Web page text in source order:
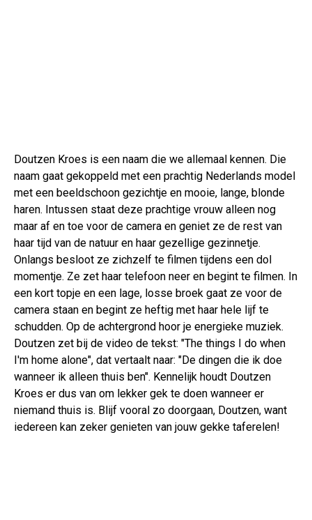
Doutzen Kroes is een naam die we allemaal kennen. Die
naam gaat gekoppeld met een prachtig Nederlands model
met een beeldschoon gezichtje en mooie, lange, blonde
haren. Intussen staat deze prachtige vrouw alleen nog
maar af en toe voor de camera en geniet ze de rest van
haar tijd van de natuur en haar gezellige gezinnetje.
Onlangs besloot ze zichzelf te filmen tijdens een dol
momentje. Ze zet haar telefoon neer en begint te filmen. In
een kort topje en een lage, losse broek gaat ze voor de
camera staan en begint ze heftig met haar hele lijf te
schudden. Op de achtergrond hoor je energieke muziek.
Doutzen zet bij de video de tekst: "The things I do when
I'm home alone", dat vertaalt naar: "De dingen die ik doe
wanneer ik alleen thuis ben". Kennelijk houdt Doutzen
Kroes er dus van om lekker gek te doen wanneer er
niemand thuis is. Blijf vooral zo doorgaan, Doutzen, want
iedereen kan zeker genieten van jouw gekke taferelen!